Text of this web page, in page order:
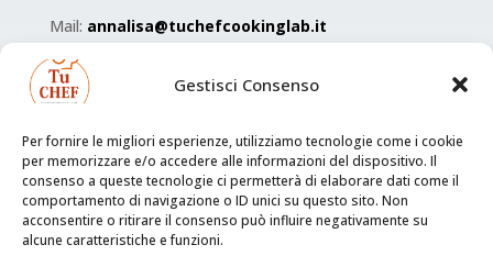
Gestisci Consenso
Per fornire le migliori esperienze, utilizziamo tecnologie come i cookie
per memorizzare e/o accedere alle informazioni del dispositivo. Il
consenso a queste tecnologie ci permetterà di elaborare dati come il
comportamento di navigazione o ID unici su questo sito. Non
acconsentire o ritirare il consenso può influire negativamente su
alcune caratteristiche e funzioni.
Mail: annalisa@tuchefcookinglab.it
Informazioni sul sito